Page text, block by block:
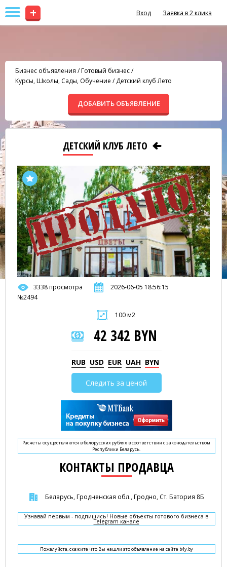
+ Вход Заявка в 2 клика
Бизнес объявления /Готовый бизнес/
Курсы, Школы, Сады, Обучение /Детский клуб Лето
ДОБАВИТЬ ОБЪЯВЛЕНИЕ
ДЕТСКИЙ КЛУБ ЛЕТО
3338 просмотра
2026-06-05 18:56:15
№2494
100 м2
42 342 BYN
RUB USD EUR UAH BYN
Следить за ценой
Расчеты осуществляются в белорусских рублях в соответствии с законодательством
Республики Беларусь.
КОНТАКТЫ ПРОДАВЦА
Беларусь, Гродненская обл., Гродно, Ст. Батория 8Б
Узнавай первым - подпишись! Новые объекты готового бизнеса в
Telegram канале
Пожалуйста, скажите что Вы нашли это объявление на сайте b4y.by